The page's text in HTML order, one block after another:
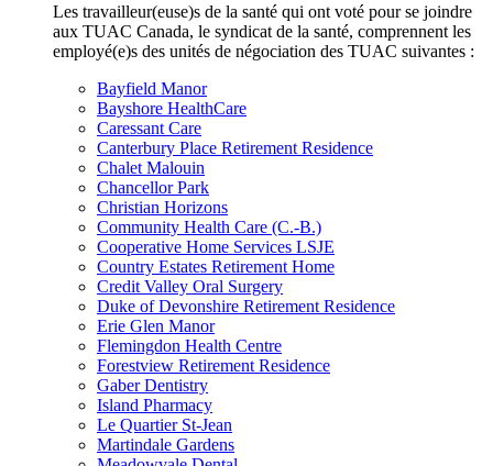
Les travailleur(euse)s de la santé qui ont voté pour se joindre
aux TUAC Canada, le syndicat de la santé, comprennent les
employé(e)s des unités de négociation des TUAC suivantes :
Bayfield Manor
Bayshore HealthCare
Caressant Care
Canterbury Place Retirement Residence
Chalet Malouin
Chancellor Park
Christian Horizons
Community Health Care (C.-B.)
Cooperative Home Services LSJE
Country Estates Retirement Home
Credit Valley Oral Surgery
Duke of Devonshire Retirement Residence
Erie Glen Manor
Flemingdon Health Centre
Forestview Retirement Residence
Gaber Dentistry
Island Pharmacy
Le Quartier St-Jean
Martindale Gardens